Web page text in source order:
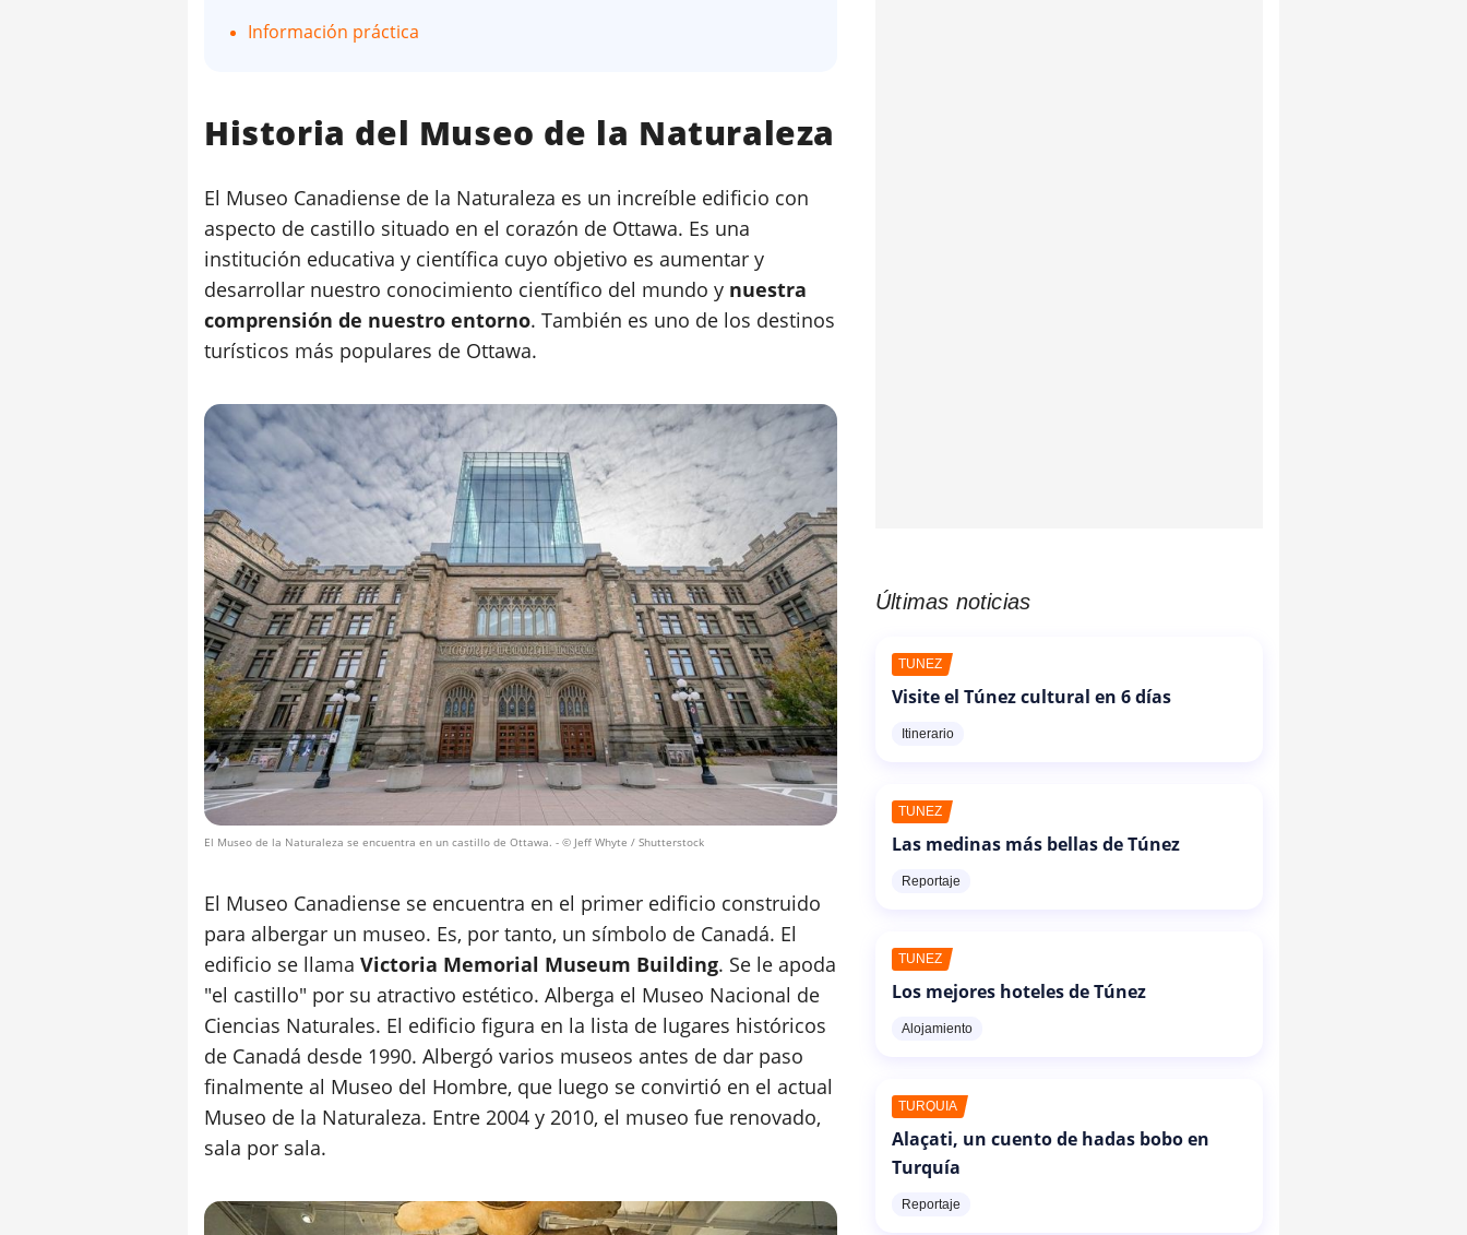
Información práctica
Historia del Museo de la Naturaleza
El Museo Canadiense de la Naturaleza es un increíble edificio con
aspecto de castillo situado en el corazón de Ottawa. Es una
institución educativa y científica cuyo objetivo es aumentar y
desarrollar nuestro conocimiento científico del mundo y nuestra
comprensión de nuestro entorno. También es uno de los destinos
turísticos más populares de Ottawa.
El Museo de la Naturaleza se encuentra en un castillo de Ottawa. - © Jeff Whyte / Shutterstock
El Museo Canadiense se encuentra en el primer edificio construido
para albergar un museo. Es, por tanto, un símbolo de Canadá. El
edificio se llama Victoria Memorial Museum Building. Se le apoda
"el castillo" por su atractivo estético. Alberga el Museo Nacional de
Ciencias Naturales. El edificio figura en la lista de lugares históricos
de Canadá desde 1990. Albergó varios museos antes de dar paso
finalmente al Museo del Hombre, que luego se convirtió en el actual
Museo de la Naturaleza. Entre 2004 y 2010, el museo fue renovado,
sala por sala.
Últimas noticias
TÚNEZ
Visite el Túnez cultural en 6 días
Itinerario
TÚNEZ
Las medinas más bellas de Túnez
Reportaje
TÚNEZ
Los mejores hoteles de Túnez
Alojamiento
TURQUÍA
Alaçati, un cuento de hadas bobo en
Turquía
Reportaje